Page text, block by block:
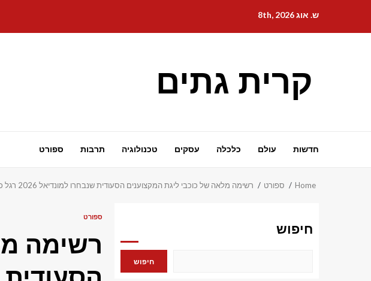
content
ש. אוג 8th, 2026
קרית גתים
חדשות עולם כלכלה עסקים טכנולוגיה תרבות ספורט
Home ספורט רשימה מלאה של כוכבי ליגת המקצוענים הסעודית שנבחרו למונדיאל 2026 רגל כריסטיאנו רונאלדו
ספורט
רשימה
חיפוש
חיפוש